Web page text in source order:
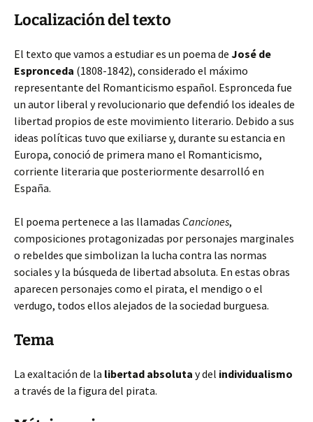
Localización del texto
El texto que vamos a estudiar es un poema de José de
Espronceda (1808-1842), considerado el máximo
representante del Romanticismo español. Espronceda fue
un autor liberal y revolucionario que defendió los ideales de
libertad propios de este movimiento literario. Debido a sus
ideas políticas tuvo que exiliarse y, durante su estancia en
Europa, conoció de primera mano el Romanticismo,
corriente literaria que posteriormente desarrolló en
España.
El poema pertenece a las llamadas Canciones,
composiciones protagonizadas por personajes marginales
o rebeldes que simbolizan la lucha contra las normas
sociales y la búsqueda de libertad absoluta. En estas obras
aparecen personajes como el pirata, el mendigo o el
verdugo, todos ellos alejados de la sociedad burguesa.
Tema
La exaltación de la libertad absoluta y del individualismo
a través de la figura del pirata.